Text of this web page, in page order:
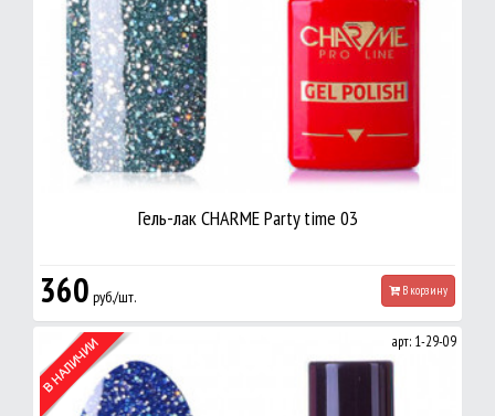
Гель-лак CHARME Party time 03
360 руб./шт. В корзину
арт: 1-29-09